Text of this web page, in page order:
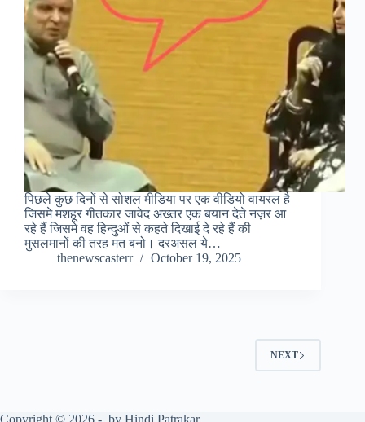
पिछले कुछ दिनों से सोशल मीडिया पर एक वीडियो वायरल है
जिसमे मशहूर गीतकार जावेद अख्तर एक बयान देते नज़र आ
रहे हैं जिसमे वह हिन्दुओं से कहते दिखाई दे रहे हैं की
मुसलमानों की तरह मत बनो। दरअसल ये…
thenewscasterr
October 19, 2025
NEXT